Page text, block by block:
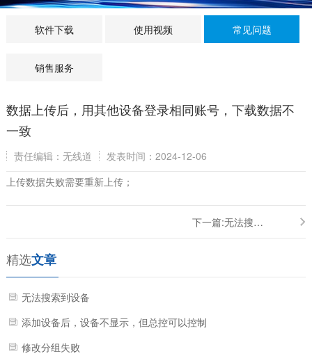
软件下载 使用视频 常见问题
销售服务
数据上传后，用其他设备登录相同账号，下载数据不
一致
责任编辑：无线道
发表时间：2024-12-06
上传数据失败需要重新上传；
下一篇: 无法搜索到设备
精选文章
无法搜索到设备
添加设备后，设备不显示，但总控可以控制
修改分组失败